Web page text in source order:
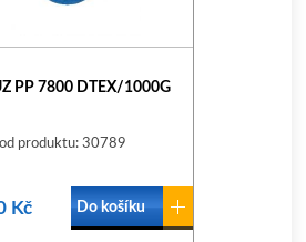
PP 7800 DTEX/1000G
produktu: 30789
Kč Do košíku